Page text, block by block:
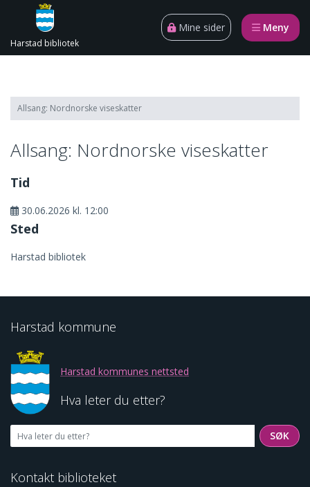
Gå til innhold
Harstad bibliotek
Meny
Mine sider
Allsang: Nordnorske viseskatter
Allsang: Nordnorske viseskatter
Tid
30.06.2026 kl. 12:00
Sted
Harstad bibliotek
Harstad kommune
Harstad kommunes nettsted
Hva leter du etter?
SØK
SØK
Kontakt biblioteket